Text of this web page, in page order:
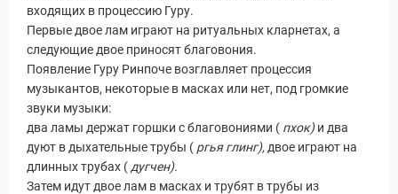
входящих в процессию Гуру.
Первые двое лам играют на ритуальных кларнетах, а
следующие двое приносят благовония.
Появление Гуру Ринпоче возглавляет процессия
музыкантов, некоторые в масках или нет, под громкие
звуки музыки:
​два ламы держат горшки с благовониями ( пхок)и два
дуют в дыхательные трубы ( ргья глинг), двое играют на
длинных трубах ( дугчен).
Затем идут двое лам в масках и трубят в трубы из